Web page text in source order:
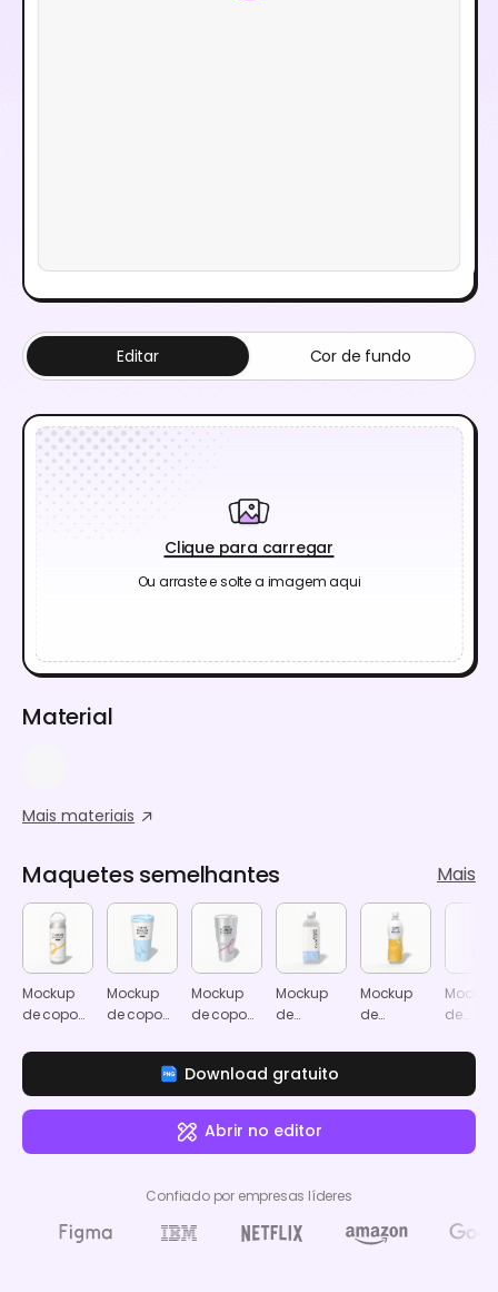
Clique para carregar
Ou arraste e solte a imagem aqui
Editar Cor de fundo
Material
Mais materiais
Maquetes semelhantes Mais
Mockup
de copo
Mockup
de copo
estreito
Mockup
de copo
com aro
Mockup
de
de água
com
rótulo de
produto
em
Mockup
de
com
produto
Mockup
de
de
de
Download gratuito
Abrir no editor
Confiado por empresas líderes